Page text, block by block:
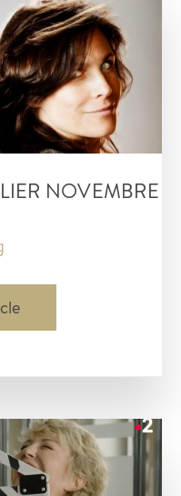
NOVEMBRE